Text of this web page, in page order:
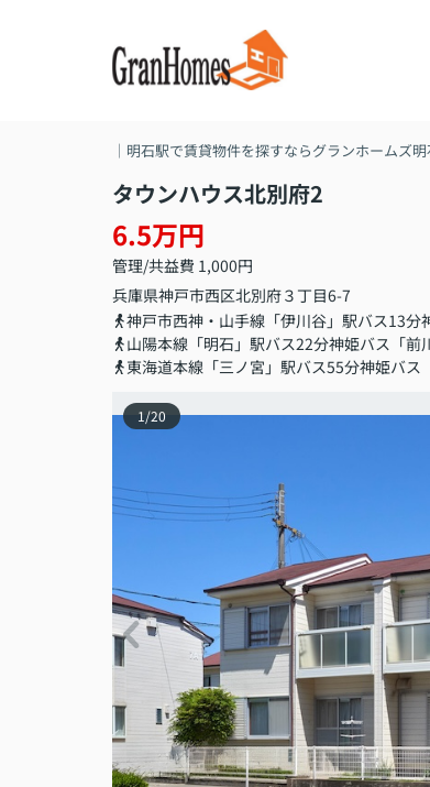
｜明石駅で賃貸物件を探すならグランホームズ
タウンハウス北別府2
6.5万円
管理/共益費 1,000円
兵庫県神戸市西区北別府３丁目6-7
神戸市西神・山手線「伊川谷」駅バス13
山陽本線「明石」駅バス22分神姫バス「前
東海道本線「三ノ宮」駅バス55分神姫バス
1 /20